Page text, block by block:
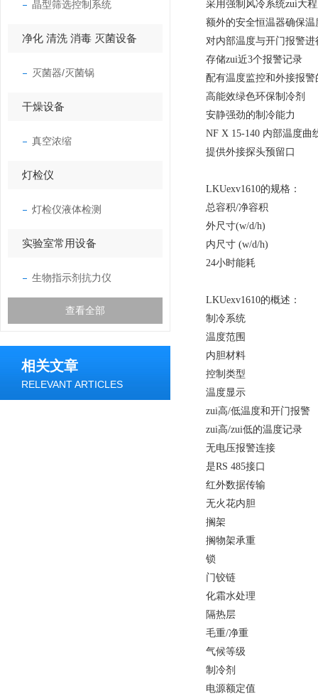
晶型筛选控制系统
净化 清洗 消毒 灭菌设备
灭菌器/灭菌锅
干燥设备
真空浓缩
灯检仪
灯检仪液体检测
实验室常用设备
生物指示剂抗力仪
查看全部
相关文章
RELEVANT ARTICLES
采用强制风冷系统zui大
额外的安全恒温器确保温
对内部温度与开门报警进
存储zui近3个报警记录
配有温度监控和外接报警
高能效绿色环保制冷剂
安静强劲的制冷能力
NF X 15-140 内部温度曲
提供外接探头预留口
LKUexv1610的规格：
总容积/净容积
外尺寸(w/d/h)
内尺寸 (w/d/h)
24小时能耗
LKUexv1610的概述：
制冷系统 强
温度范围 +3°
内胆材料 白
控制类型
温度显示 数字
zui高/低温度和开门
zui高/zui低的温度
无电压报警连
是RS 485接
红外数据传
无火花内胆 是
搁架 3 可
搁物架承重
锁
门铰链 右，
化霜水处理
隔热层 40
毛重/净重
气候等级 SN-
制冷剂 R
电源额定值